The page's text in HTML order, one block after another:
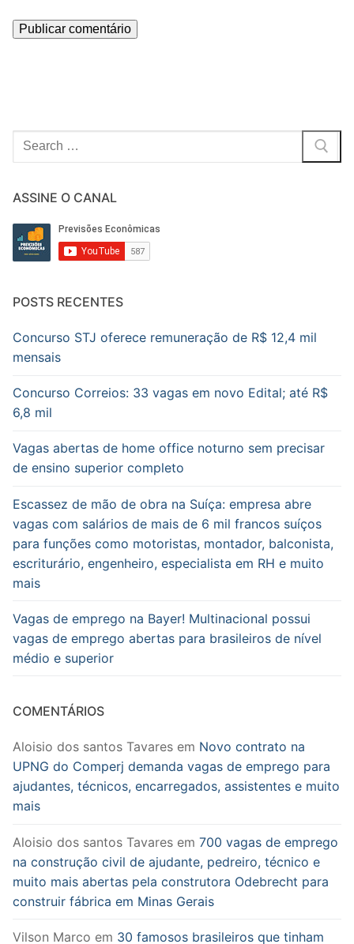
Pesquisar
por:
ASSINE O CANAL
POSTS RECENTES
Concurso STJ oferece remuneração de R$ 12,4 mil
mensais
Concurso Correios: 33 vagas em novo Edital; até R$
6,8 mil
Vagas abertas de home office noturno sem precisar
de ensino superior completo
Escassez de mão de obra na Suíça: empresa abre
vagas com salários de mais de 6 mil francos suíços
para funções como motoristas, montador, balconista,
escriturário, engenheiro, especialista em RH e muito
mais
Vagas de emprego na Bayer! Multinacional possui
vagas de emprego abertas para brasileiros de nível
médio e superior
COMENTÁRIOS
Aloisio dos santos Tavares em Novo contrato na
UPNG do Comperj demanda vagas de emprego para
ajudantes, técnicos, encarregados, assistentes e muito
mais
Aloisio dos santos Tavares em 700 vagas de emprego
na construção civil de ajudante, pedreiro, técnico e
muito mais abertas pela construtora Odebrecht para
construir fábrica em Minas Gerais
Vilson Marco em 30 famosos brasileiros que tinham